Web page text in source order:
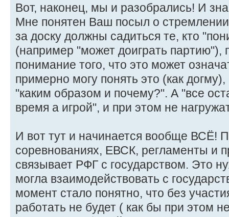
Вот, наконец, мы и разобрались! И
Мне понятен Ваш посыл о
за доску должны садиться те, кто
(например "может доиграть партию"),
понимание того, что это может
примерно могу понять это (как
"каким образом и почему?". А "все
время а игрой", и при этом не
И вот тут и начинается вообще ВСЁ!
соревнованиях, ЕВСК, регламенты и
связывает РФГ с государством. Это
могла взаимодействовать с
момент стало понятно, что без
работать не будет ( как бы при этом